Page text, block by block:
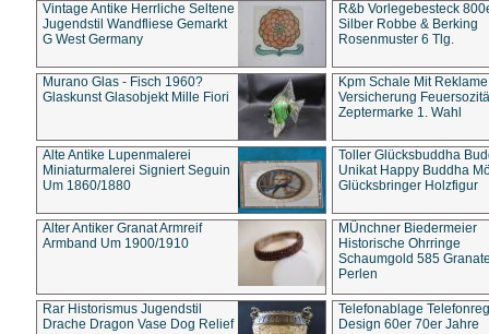
Vintage Antike Herrliche Seltene
Jugendstil Wandfliese Gemarkt
G West Germany
R&b Vorlegebesteck
Silber Robbe & Berking
Rosenmuster 6 Tlg.
Murano Glas - Fisch 1960?
Glaskunst Glasobjekt Mille Fiori
Kpm Schale Mit Reklame
Versicherung
Zeptermarke 1. Wahl
Alte Antike Lupenmalerei
Miniaturmalerei Signiert Seguin
Um 1860/1880
Toller Glücksbuddha
Unikat Happy Buddha
Glücksbringer Holzfigur
Alter Antiker Granat Armreif
Armband Um 1900/1910
MÜnchner Biedermeier
Historische Ohrringe
Schaumgold 585
Perlen
Rar Historismus Jugendstil
Drache Dragon Vase Dog Relief
Telefonablage
Design 60er 70er Jahre